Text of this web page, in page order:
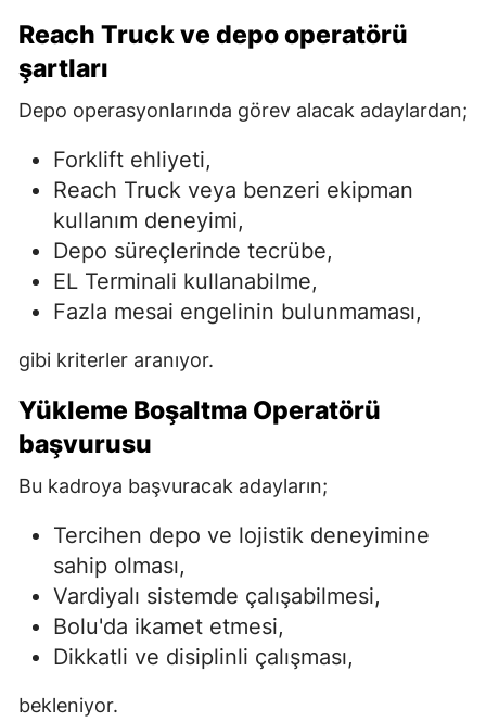
Reach Truck ve depo operatörü
şartları
Depo operasyonlarında görev alacak adaylardan;
Forklift ehliyeti,
Reach Truck veya benzeri ekipman
kullanım deneyimi,
Depo süreçlerinde tecrübe,
EL Terminali kullanabilme,
Fazla mesai engelinin bulunmaması,
gibi kriterler aranıyor.
Yükleme Boşaltma Operatörü
başvurusu
Bu kadroya başvuracak adayların;
Tercihen depo ve lojistik deneyimine
sahip olması,
Vardiyalı sistemde çalışabilmesi,
Bolu'da ikamet etmesi,
Dikkatli ve disiplinli çalışması,
bekleniyor.